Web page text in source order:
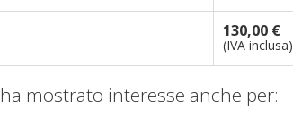
130,00 €
(IVA inclusa)
ha mostrato interesse anche per: